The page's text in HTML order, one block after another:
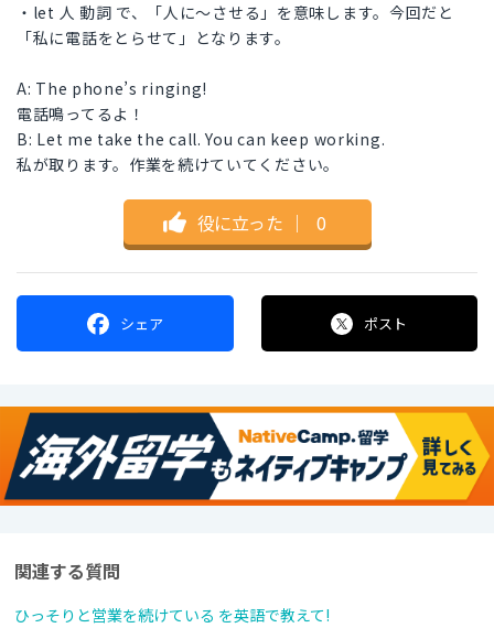
・let 人 動詞 で、「人に〜させる」を意味します。今回だと
「私に電話をとらせて」となります。
A: The phone’s ringing!
電話鳴ってるよ！
B: Let me take the call. You can keep working.
私が取ります。作業を続けていてください。
役に立った ｜ 0
シェア ポスト
関連する質問
ひっそりと営業を続けている を英語で教えて!